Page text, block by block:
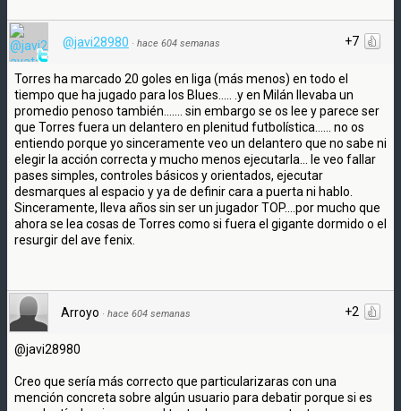
+7
@javi28980 · hace 604 semanas
Torres ha marcado 20 goles en liga (más menos) en todo el
tiempo que ha jugado para los Blues..... .y en Milán llevaba un
promedio penoso también....... sin embargo se os lee y parece ser
que Torres fuera un delantero en plenitud futbolística...... no os
entiendo porque yo sinceramente veo un delantero que no sabe ni
elegir la acción correcta y mucho menos ejecutarla... le veo fallar
pases simples, controles básicos y orientados, ejecutar
desmarques al espacio y ya de definir cara a puerta ni hablo.
Sinceramente, lleva años sin ser un jugador TOP....por mucho que
ahora se lea cosas de Torres como si fuera el gigante dormido o el
resurgir del ave fenix.
+2
Arroyo · hace 604 semanas
@javi28980
Creo que sería más correcto que particularizaras con una
mención concreta sobre algún usuario para debatir porque si es